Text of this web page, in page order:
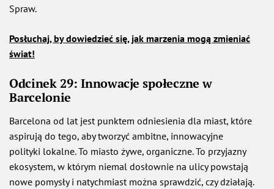
Spraw.
Posłuchaj, by dowiedzieć się, jak marzenia mogą zmieniać
świat!
Odcinek 29: Innowacje społeczne w
Barcelonie
Barcelona od lat jest punktem odniesienia dla miast, które
aspirują do tego, aby tworzyć ambitne, innowacyjne
polityki lokalne. To miasto żywe, organiczne. To przyjazny
ekosystem, w którym niemal dosłownie na ulicy powstają
nowe pomysły i natychmiast można sprawdzić, czy działają.